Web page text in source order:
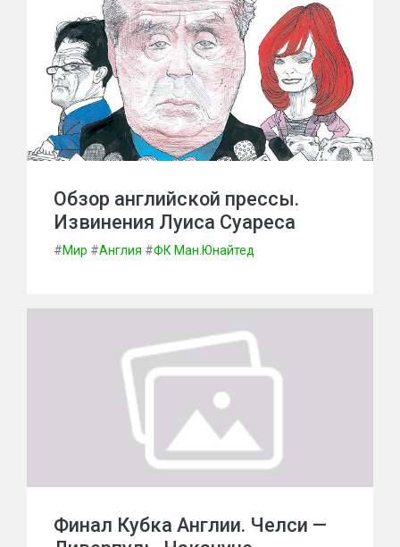
Обзор английской прессы.
Извинения Луиса Суареса
#Мир #Англия #ФК Ман.Юнайтед
Финал Кубка Англии. Челси —